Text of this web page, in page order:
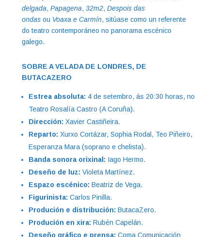
delgada, Papagena, 32m2, Despois das
ondasou Voaxa e Carmín, sitúase como un referente
do teatro contemporáneo no panorama escénico
galego.
SOBRE A VELADA DE LONDRES, DE
BUTACAZERO
Estrea absoluta: 4 de setembro, ás 20:30 horas, no
Teatro Rosalía Castro (A Coruña).
Dirección: Xavier Castiñeira.
Reparto: Xurxo Cortázar, Sophia Rodal, Teo Piñeiro,
Esperanza Mara (soprano e chelista).
Banda sonora orixinal: Iago Hermo.
Deseño de luz: Violeta Martínez.
Espazo escénico: Beatriz de Vega.
Figurinista: Carlos Pinilla.
Produción e distribución: ButacaZero.
Produción en xira: Rubén Capelán.
Deseño gráfico e prensa: Coma Comunicación